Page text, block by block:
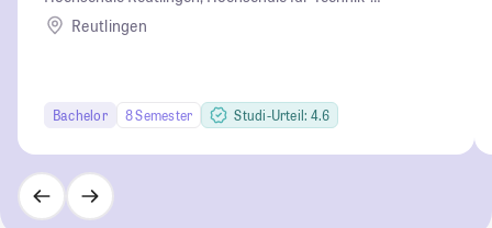
Wirtschaft-Informatik-Design
Reutlingen
Bachelor 8 Semester Studi-Urteil: 4.6